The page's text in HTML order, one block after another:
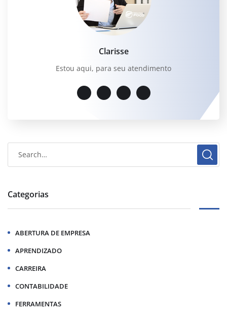
Clarisse
Estou aqui, para seu atendimento
Categorias
ABERTURA DE EMPRESA
APRENDIZADO
CARREIRA
CONTABILIDADE
FERRAMENTAS